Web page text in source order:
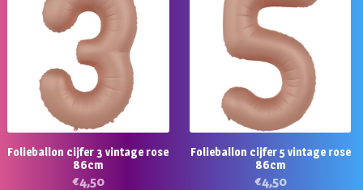
Folieballon cijfer 3 vintage rose
86cm
€4,50
Folieballon cijfer 5 vintage rose
86cm
€4,50